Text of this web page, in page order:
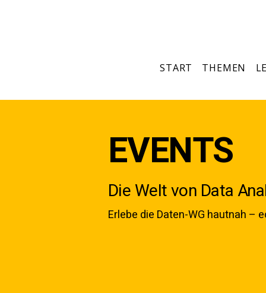
START THEMEN
EVENTS
Die Welt von Data
Erlebe die Daten-WG hautnah –